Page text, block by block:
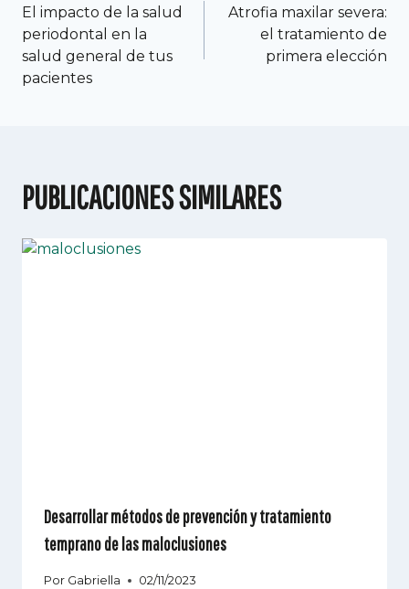
El impacto de la salud
periodontal en la
salud general de tus
pacientes
Atrofia maxilar severa:
el tratamiento de
primera elección
PUBLICACIONES SIMILARES
Desarrollar métodos de prevención y tratamiento
temprano de las maloclusiones
Por Gabriella 02/11/2023